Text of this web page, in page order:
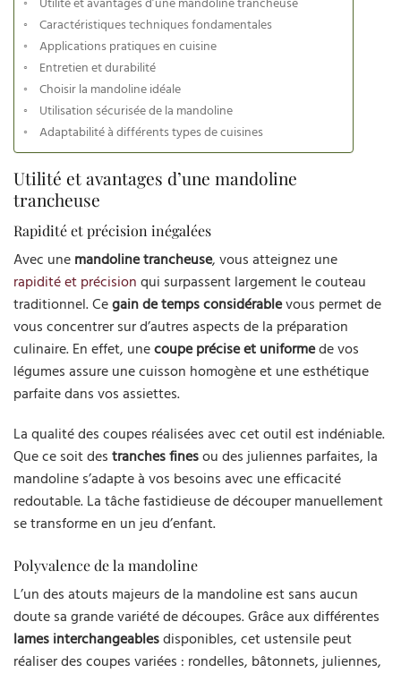
Utilité et avantages d’une mandoline trancheuse
Caractéristiques techniques fondamentales
Applications pratiques en cuisine
Entretien et durabilité
Choisir la mandoline idéale
Utilisation sécurisée de la mandoline
Adaptabilité à différents types de cuisines
Utilité et avantages d’une mandoline
trancheuse
Rapidité et précision inégalées
Avec une mandoline trancheuse, vous atteignez une
rapidité et précision qui surpassent largement le couteau
traditionnel. Cegain de temps considérablevous permet de
vous concentrer sur d’autres aspects de la préparation
culinaire. En effet, unecoupe précise et uniformede vos
légumes assure une cuisson homogène et une esthétique
parfaite dans vos assiettes.
La qualité des coupes réalisées avec cet outil est indéniable.
Que ce soit des tranches finesou des juliennes parfaites, la
mandoline s’adapte à vos besoins avec une efficacité
redoutable. La tâche fastidieuse de découper manuellement
se transforme en un jeu d’enfant.
Polyvalence de la mandoline
L’un des atouts majeurs de la mandoline est sans aucun
doute sa grande variété de découpes. Grâce aux différentes
lames interchangeablesdisponibles, cet ustensile peut
réaliser des coupes variées : rondelles, bâtonnets, juliennes,